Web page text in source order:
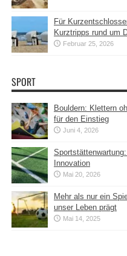
Für
Kurztripps rund um
Februar 25, 2026
SPORT
Bouldern: Klettern
für den Einstieg
Juni 4, 2026
Innovation
Mai 20, 2026
Mehr als nur ein
unser Leben prägt
Mai 14, 2025